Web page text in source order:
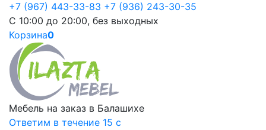
+7 (967) 443-33-83 +7 (936) 243-30-35
С 10:00 до 20:00, без выходных
Корзина0
Мебель на заказ в Балашихе
Ответим в течение 15 с